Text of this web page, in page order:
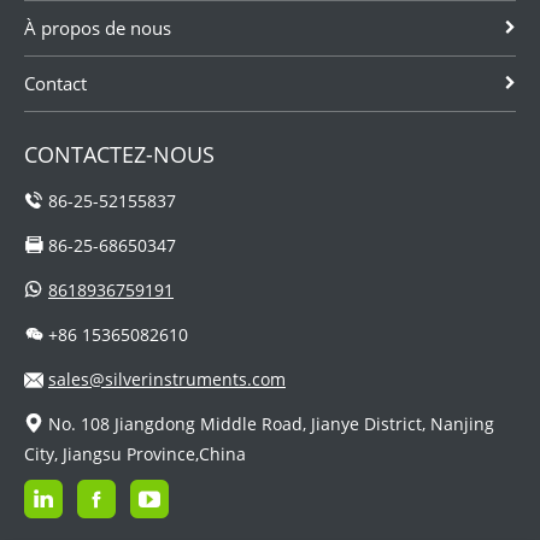
À propos de nous
Contact
CONTACTEZ-NOUS
86-25-52155837
86-25-68650347
8618936759191
+86 15365082610
sales@silverinstruments.com
No. 108 Jiangdong Middle Road, Jianye District, Nanjing
City, Jiangsu Province,China